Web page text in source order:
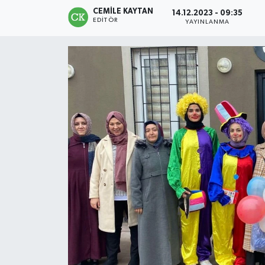
CEMILE KAYTAN
EDITÖR
14.12.2023 - 09:35
YAYINLANMA